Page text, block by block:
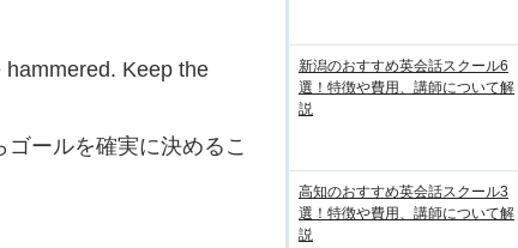
Keep the
ゴールを確実に決めるこ
新潟のおすすめ英会話スクール6
選！特徴や費用、講師について解
説
高知のおすすめ英会話スクール3
選！特徴や費用、講師について解
説